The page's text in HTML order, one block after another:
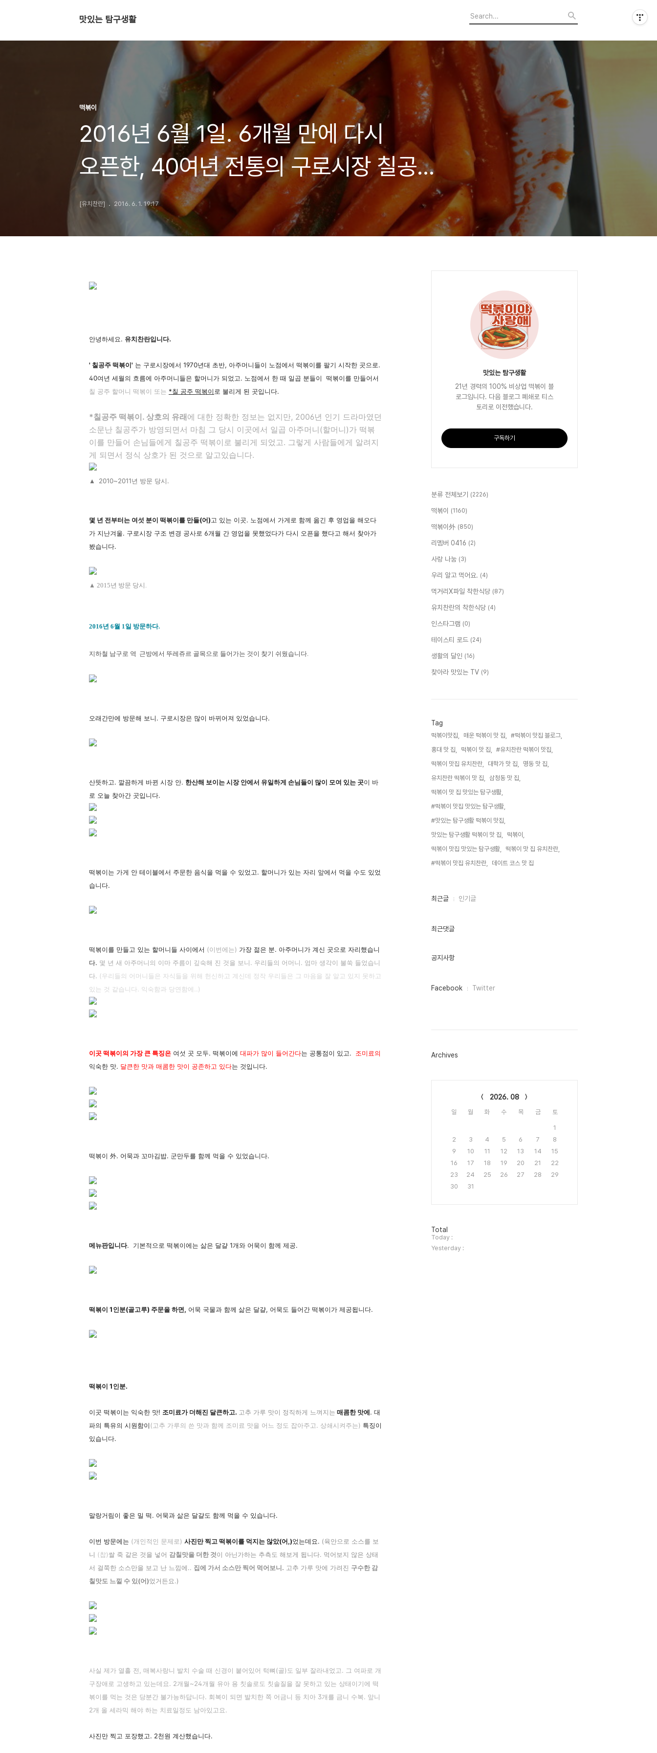
맛있는 탐구생활
떡볶이
2016년 6월 1일. 6개월 만에 다시
오픈한, 40여년 전통의 구로시장 칠공주
할머니 떡볶이 집을 가봤더니 - 칠공주
떡볶이
[유치찬란] 2016. 6. 1. 19:17
안녕하세요. 유치찬란입니다.
' 칠공주 떡볶이' 는 구로시장에서 1970년대 초반, 아주머니들이 노점에서 떡볶이를 팔기 시작한 곳으로.
40여년 세월의 흐름에 아주머니들은 할머니가 되었고. 노점에서 한 때 일곱 분들이 떡볶이를 만들어서
칠 공주 할머니 떡볶이 또는 *칠 공주 떡볶이 로 불리게 된 곳입니다.
*칠공주 떡볶이. 상호의 유래에 대한 정확한 정보는 없지만, 2006년 인기 드라마였던
소문난 칠공주가 방영되면서 마침 그 당시 이곳에서 일곱 아주머니(할머니)가 떡볶
이를 만들어 손님들에게 칠공주 떡볶이로 불리게 되었고. 그렇게 사람들에게 알려지
게 되면서 정식 상호가 된 것으로 알고있습니다.
▲ 2010~2011년 방문 당시.
몇 년 전부터는 여섯 분이 떡볶이를 만들(어)고 있는 이곳. 노점에서 가게로 함께 옮긴 후 영업을 해오다
가 지난겨울. 구로시장 구조 변경 공사로 6개월 간 영업을 못했었다가 다시 오픈을 했다고 해서 찾아가
봤습니다.
▲ 2015년 방문 당시.
2016년 6월 1일 방문하다.
지하철 남구로 역 근방에서 뚜레쥬르 골목으로 들어가는 것이 찾기 쉬웠습니다.
오래간만에 방문해 보니. 구로시장은 많이 바뀌어져 있었습니다.
산뜻하고. 깔끔하게 바뀐 시장 안. 한산해 보이는 시장 안에서 유일하게 손님들이 많이 모여 있는 곳이 바
로 오늘 찾아간 곳입니다.
떡볶이는 가게 안 테이블에서 주문한 음식을 먹을 수 있었고. 할머니가 있는 자리 앞에서 먹을 수도 있었
습니다.
떡볶이를 만들고 있는 할머니들 사이에서 (이번에는) 가장 젊은 분. 아주머니가 계신 곳으로 자리했습니
다. 몇 년 새 아주머니의 이마 주름이 깊숙해 진 것을 보니. 우리들의 어머니. 엄마 생각이 불쑥 들었습니
다. (우리들의 어머니들은 자식들을 위해 헌신하고 계신데 정작 우리들은 그 마음을 잘 알고 있지 못하고
있는 것 같습니다. 익숙함과 당연함에..)
이곳 떡볶이의 가장 큰 특징은 여섯 곳 모두. 떡볶이에 대파가 많이 들어간다는 공통점이 있고. 조미료의
익숙한 맛. 달큰한 맛과 매콤한 맛이 공존하고 있다는 것입니다.
떡볶이 外. 어묵과 꼬마김밥. 군만두를 함께 먹을 수 있었습니다.
메뉴판입니다. 기본적으로 떡볶이에는 삶은 달걀 1개와 어묵이 함께 제공.
떡볶이 1인분(골고루) 주문을 하면, 어묵 국물과 함께 삶은 달걀, 어묵도 들어간 떡볶이가 제공됩니다.
떡볶이 1인분.
이곳 떡볶이는 익숙한 맛! 조미료가 더해진 달큰하고. 고추 가루 맛이 정직하게 느껴지는 매콤한 맛에. 대
파의 특유의 시원함이(고추 가루의 쓴 맛과 함께 조미료 맛을 어느 정도 잡아주고. 상쇄시켜주는) 특징이
있습니다.
말랑거림이 좋은 밀 떡. 어묵과 삶은 달걀도 함께 먹을 수 있습니다.
이번 방문에는 (개인적인 문제로) 사진만 찍고 떡볶이를 먹지는 않았(어,)었는데요. (육안으로 소스를 보
니 (찹)쌀 죽 같은 것을 넣어 감칠맛을 더한 것이 아닌가하는 추측도 해보게 됩니다. 먹어보지 않은 상태
서 걸쭉한 소스만을 보고 난 느낌에.. 집에 가서 소스만 찍어 먹어보니. 고추 가루 맛에 가려진 구수한 감
칠맛도 느낄 수 있(어)었거든요.)
사실 제가 열흘 전, 매복사랑니 발치 수술 때 신경이 붙어있어 턱뼈(골)도 일부 잘라내었고. 그 여파로 개
구장애로 고생하고 있는데요. 2개월~24개월 유아 용 칫솔로도 칫솔질을 잘 못하고 있는 상태이기에 떡
볶이를 먹는 것은 당분간 불가능하답니다. 회복이 되면 발치한 쪽 어금니 등 치아 3개를 금니 수복. 앞니
2개 올 세라믹 해야 하는 치료일정도 남아있고요.
사진만 찍고 포장했고. 2천원 계산했습니다.
맛있는 탐구생활
21년 경력의 100% 비상업 떡볶이 블
로그입니다. 다음 블로그 폐쇄로 티스
토리로 이전했습니다.
구독하기
분류 전체보기 (2226)
떡볶이 (1160)
떡볶이外 (850)
리멤버 0416 (2)
사랑 나눔 (3)
우리 알고 먹어요. (4)
먹거리X파일 착한식당 (87)
유치찬란의 착한식당 (4)
인스타그램 (0)
테이스티 로드 (24)
생활의 달인 (16)
찾아라 맛있는 TV (9)
Tag
떡볶이맛집, 매운 떡볶이 맛 집,
#떡볶이 맛집 블로그,
홍대 맛 집,
떡볶이 맛 집,
#유치찬란 떡볶이 맛집,
떡볶이 맛집 유치찬란,
대학가 맛 집,
명동 맛 집,
유치찬란 떡볶이 맛 집,
삼청동 맛 집,
떡볶이 맛 집 맛있는 탐구생활,
#떡볶이 맛집 맛있는 탐구생활,
#맛있는 탐구생활 떡볶이 맛집,
맛있는 탐구생활 떡볶이 맛 집,
떡볶이,
떡볶이 맛집 맛있는 탐구생활,
떡볶이 맛 집 유치찬란,
#떡볶이 맛집 유치찬란,
데이트 코스 맛 집,
최
인
최근글 인기글
최근댓글
공지사항
페
그
Facebook Twitter
Archives
2026. 08
일 월 화 수 목 금 토
1
2
3 4 5 6 7
8
9
10 11 12 13 14
15
16
17 18 19 20 21
22
23
24 25 26 27 28
29
30
31
방
문
자
수
Total
Today :
Yesterday :